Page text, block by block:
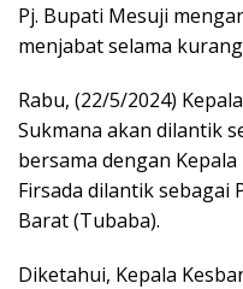
Pj. Bupati Mesuji
menjabat selama
Rabu, (22/5/2024)
Sukmana akan dilantik
bersama dengan
Firsada dilantik sebagai
Barat (Tubaba).
Diketahui, Kepala